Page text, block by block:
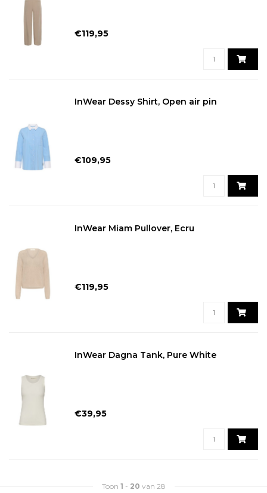
€119,95
InWear Dessy Shirt, Open air pin
€109,95
InWear Miam Pullover, Ecru
€119,95
InWear Dagna Tank, Pure White
€39,95
Toon 1 - 20 van 28